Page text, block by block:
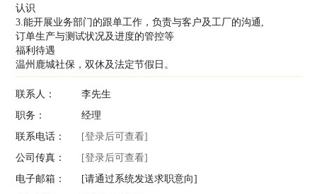
认识
3.能开展业务部门的跟单工作，负责与客户及工厂的沟通,
订单生产与测试状况及进度的管控等
福利待遇
温州鹿城社保，双休及法定节假日。
联系人：
李先生
职务：
经理
联系电话：
[登录后可查看]
公司传真：
[登录后可查看]
电子邮箱：
[请通过系统发送求职意向]